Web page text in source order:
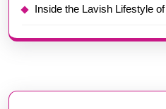
Inside the Lavish Lifestyle